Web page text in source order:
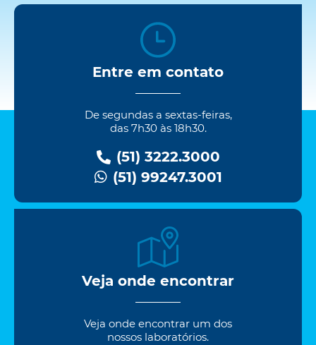
Entre em contato
De segundas a sextas-feiras,
das 7h30 às 18h30.
(51) 3222.3000
(51) 99247.3001
Veja onde encontrar
Veja onde encontrar um dos
nossos laboratórios.